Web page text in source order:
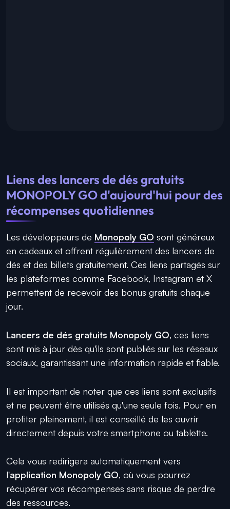
Liens des lancers de dés gratuits
MONOPOLY GO d'aujourd'hui pour des
récompenses quotidiennes
Les développeurs de Monopoly GO sont généreux
en cadeaux et offrent régulièrement des lancers de
dés et des billets gratuitement. Ces liens partagés sur
les plateformes comme Facebook, Instagram et X
permettent de recevoir des bonus gratuits chaque
jour.
Lancers de dés gratuits Monopoly GO, ces liens
sont mis à jour dès qu'ils sont publiés sur les réseaux
sociaux, garantissant une information rapide et fiable.
Il est important de noter que ces liens sont exclusifs
et ne peuvent être utilisés qu'une seule fois. Pour en
profiter pleinement, il est conseillé de les ouvrir
directement depuis votre smartphone ou tablette.
Cela vous redirigera automatiquement vers
l'application Monopoly GO, où vous pourrez
récupérer vos récompenses sans risque de perdre
des ressources.